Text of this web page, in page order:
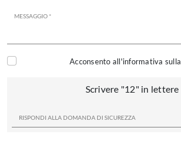
Acconsento all'informativa sulla
Scrivere "12" in lettere